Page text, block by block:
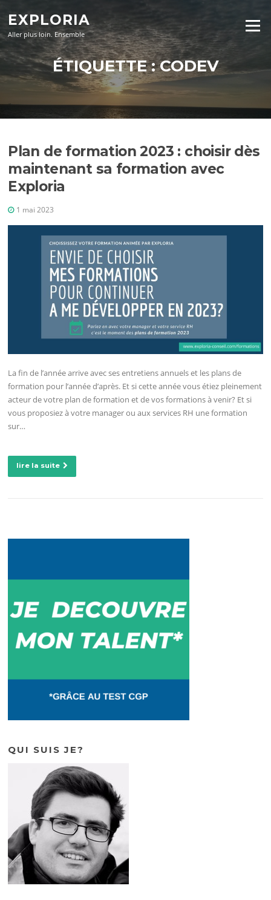
contenu
EXPLORIA
Aller plus loin. Ensemble
Menu
ÉTIQUETTE :CODEV
Plan de formation 2023 : choisir dès
maintenant sa formation avec
Exploria
1 mai 2023
La fin de l’année arrive avec ses entretiens annuels et les plans de
formation pour l’année d’après. Et si cette année vous étiez pleinement
acteur de votre plan de formation et de vos formations à venir? Et si
vous proposiez à votre manager ou aux services RH une formation
sur…
lire la suite
QUI SUIS JE?